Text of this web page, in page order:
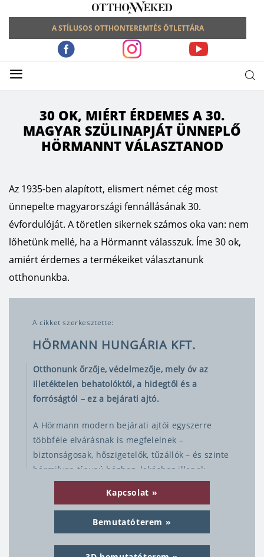
A STÍLUSOS OTTHONTEREMTÉS ÖTLETTÁRA
≡
30 OK, MIÉRT ÉRDEMES A 30.
MAGYAR SZÜLINAPJÁT ÜNNEPLŐ
HÖRMANNT VÁLASZTANOD
Az 1935-ben alapított, elismert német cég most
ünnepelte magyarországi fennállásának 30.
évfordulóját. A töretlen sikernek számos oka van: nem
lőhetünk mellé, ha a Hörmannt válasszuk. Íme 30 ok,
amiért érdemes a termékeiket választanunk
otthonunkba.
A cikket szerkesztette:
HÖRMANN HUNGÁRIA KFT.
Otthonunk őrzője, védelmezője, mely óv az
illetéktelen behatolóktól, a hidegtől és a
forróságtól – ez a bejárati ajtó.
A Hörmann modern bejárati ajtói egyszerre
többféle elvárásnak is megfelelnek –
biztonságosak, hőszigetelők, tűzállók – és szinte
bármilyen típusú házhoz, lakáshoz illenek.
Ugyanilyen fontos a garázskapu, amely szintén
egy hosszú távú beruházás, általában
évtizedekre választjuk. A bejárati ajtóhoz
hasonlóan a garázskapu befolyásolja többek közt
az otthon biztonságát, a ház esztétikáját és a
Kapcsolat
Bemutatóterem